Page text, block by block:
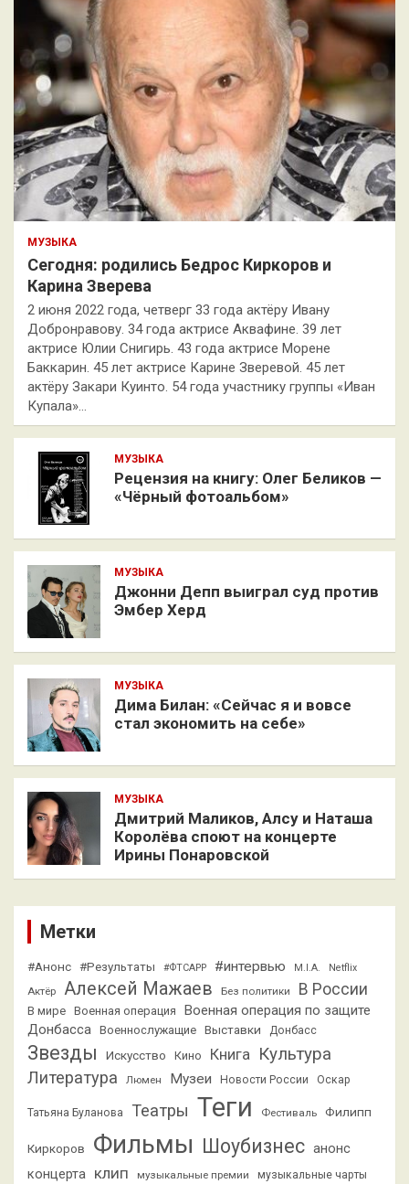
МУЗЫКА
Сегодня: родились Бедрос Киркоров и
Карина Зверева
2 июня 2022 года, четверг 33 года актёру Ивану
Добронравову. 34 года актрисе Аквафине. 39 лет
актрисе Юлии Снигирь. 43 года актрисе Морене
Баккарин. 45 лет актрисе Карине Зверевой. 45 лет
актёру Закари Куинто. 54 года участнику группы «Иван
Купала»…
МУЗЫКА
Рецензия на книгу: Олег Беликов —
«Чёрный фотоальбом»
МУЗЫКА
Джонни Депп выиграл суд против
Эмбер Херд
МУЗЫКА
Дима Билан: «Сейчас я и вовсе
стал экономить на себе»
МУЗЫКА
Дмитрий Маликов, Алсу и Наташа
Королёва споют на концерте
Ирины Понаровской
Метки
#Анонс #Результаты #ФТСАРР #интервью M.I.A. Netflix
Актёр Алексей Мажаев Без политики В России
В мире Военная операция
Военная операция по защите
Донбасса Военнослужащие Выставки Донбасс
Звезды Искусство Кино Книга Культура
Литература Люмен Музеи Новости России Оскар
Татьяна Буланова Театры Теги Фестиваль Филипп
Киркоров Фильмы Шоубизнес анонс
концерта клип музыкальные премии
музыкальные чарты